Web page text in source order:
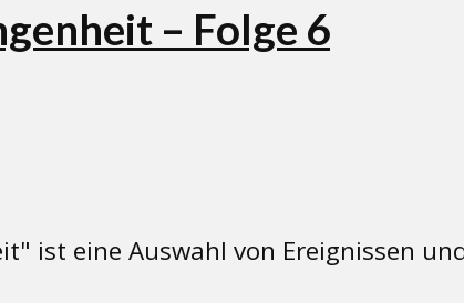
– Folge 6
ist eine Auswahl von Ereignissen